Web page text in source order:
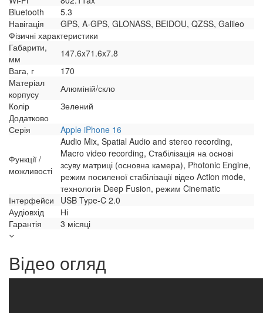
Bluetooth
5.3
Навігація
GPS, A-GPS, GLONASS, BEIDOU, QZSS, Galileo
Фізичні характеристики
Габарити,
мм
147.6x71.6x7.8
Вага, г
170
Матеріал
корпусу
Алюміній/скло
Колір
Зелений
Додатково
Серія
Apple iPhone 16
Функції /
можливості
Audio Mix, Spatial Audio and stereo recording,
Macro video recording, Стабілізація на основі
зсуву матриці (основна камера), Photonic Engine,
режим посиленої стабілізації відео Action mode,
технологія Deep Fusion, режим Cinematic
Інтерфейси
USB Type-C 2.0
Аудіовхід
Ні
Гарантія
3 місяці
Відео огляд